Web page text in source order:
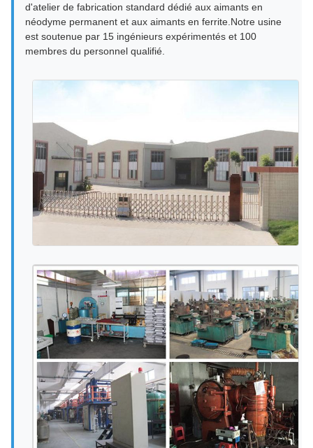
d'atelier de fabrication standard dédié aux aimants en
néodyme permanent et aux aimants en ferrite.Notre usine
est soutenue par 15 ingénieurs expérimentés et 100
membres du personnel qualifié.